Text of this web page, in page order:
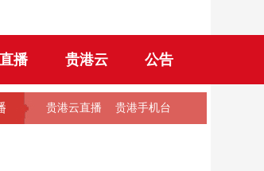
直播 贵港云 公告
贵港云直播 贵港手机台